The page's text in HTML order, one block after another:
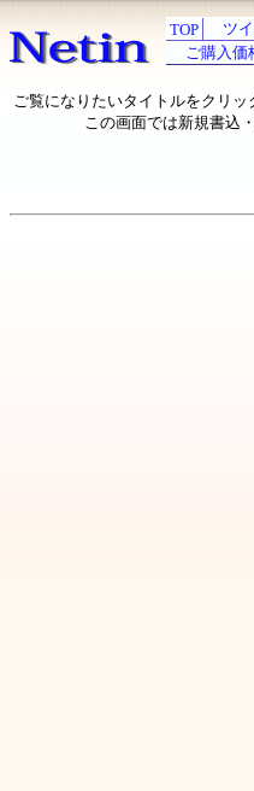
TOP ツ
ご購入価
ご覧になりたいタイトルをクリ
この画面では新規書込